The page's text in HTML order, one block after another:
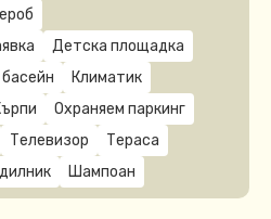
Детска площадка
Климатик
Охраняем паркинг
Телевизор
Тераса
Шампоан